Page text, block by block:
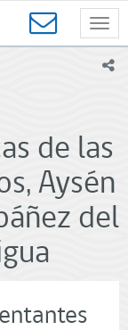
de las
Aysén
del